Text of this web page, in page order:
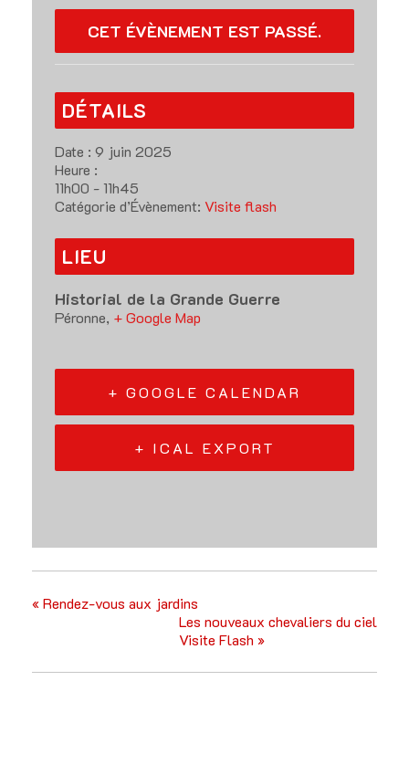
CET ÉVÈNEMENT EST PASSÉ.
DÉTAILS
Date : 9 juin 2025
Heure :
11h00 - 11h45
Catégorie d’Évènement: Visite flash
LIEU
Historial de la Grande Guerre
Péronne, + Google Map
+ GOOGLE CALENDAR
+ ICAL EXPORT
«Rendez-vous aux jardins
Les nouveaux chevaliers du ciel
Visite Flash »